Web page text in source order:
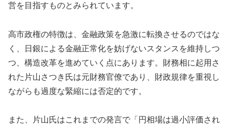
営を目指すものとみられています。
高市政権の特徴は、金融政策を急激に転換させるのではな
く、日銀による金融正常化を妨げないスタンスを維持しつ
つ、構造改革を進めていく点にあります。財務相に起用さ
れた片山さつき氏は元財務官僚であり、財政規律を重視し
ながらも過度な緊縮には否定的です。
また、片山氏はこれまでの発言で「円相場は過小評価され